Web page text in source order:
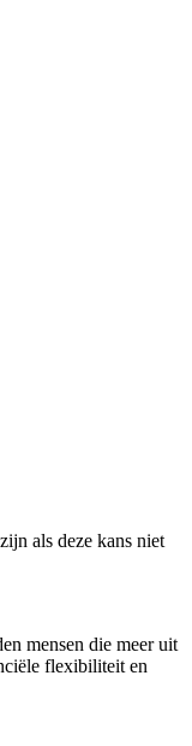
als deze kans niet
mensen die meer uit
flexibiliteit en